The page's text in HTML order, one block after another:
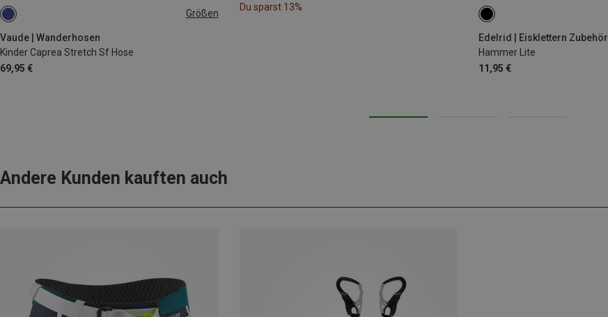
Größen
Vaude | Wanderhosen
Kinder Caprea Stretch Sf Hose
69,95 €
Du sparst 13%
Edelrid | Eisklettern Zubehör
Hammer Lite
11,95 €
Andere Kunden kauften auch